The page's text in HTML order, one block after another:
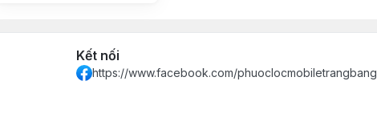
Kết nối
https://www.facebook.com/phuoclocmobiletrangbang